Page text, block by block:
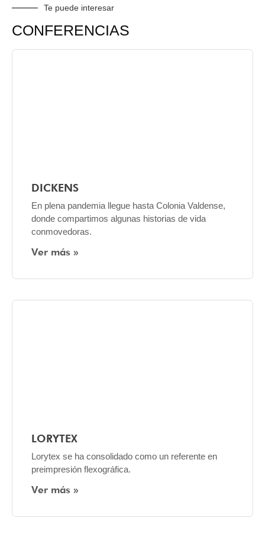
Te puede interesar
CONFERENCIAS
DICKENS
En plena pandemia llegue hasta Colonia Valdense,
donde compartimos algunas historias de vida
conmovedoras.
Ver más »
LORYTEX
Lorytex se ha consolidado como un referente en
preimpresión flexográfica.
Ver más »